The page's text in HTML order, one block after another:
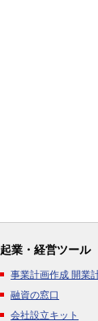
起業・経営ツール
事業計画作成 開業
融資の窓口
会社設立キット